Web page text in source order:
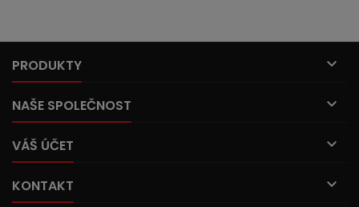
PRODUKTY 
NAŠE SPOLEČNOST 
VÁŠ ÚČET 
KONTAKT 